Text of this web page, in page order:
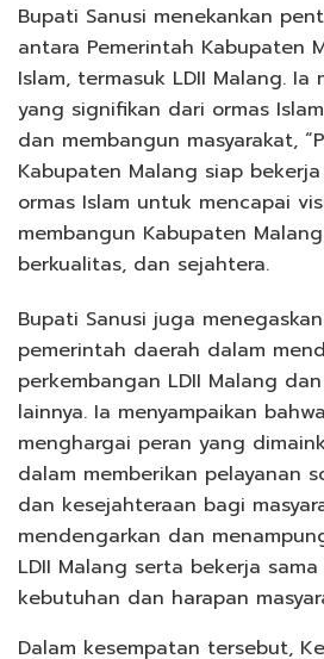
Bupati Sanusi menekankan
antara Pemerintah Kabupaten
Islam, termasuk LDII Malang. Ia
yang signifikan dari ormas
dan membangun masyarakat,
Kabupaten Malang siap
ormas Islam untuk mencapai
membangun Kabupaten
berkualitas, dan sejahtera.
Bupati Sanusi juga
pemerintah daerah dalam
perkembangan LDII Malang
lainnya. Ia menyampaikan
menghargai peran yang
dalam memberikan pelayanan
dan kesejahteraan bagi
mendengarkan dan
LDII Malang serta bekerja
kebutuhan dan harapan
Dalam kesempatan tersebut,